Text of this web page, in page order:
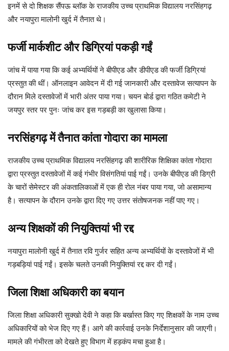
इनमें से दो शिक्षक सैंपऊ ब्लॉक के राजकीय उच्च प्राथमिक विद्यालय नरसिंहगढ़
और नयापुरा मालोनी खुर्द में तैनात थे।
फर्जी मार्कशीट और डिग्रियां पकड़ी गईं
जांच में पाया गया कि कई अभ्यर्थियों ने बीपीएड और डीपीएड की फर्जी डिग्रियां
प्रस्तुत की थीं। ऑनलाइन आवेदन में दी गई जानकारी और दस्तावेज सत्यापन के
दौरान मिले दस्तावेजों में भारी अंतर पाया गया। चयन बोर्ड द्वारा गठित कमेटी ने
जयपुर स्तर पर पुनः जांच कर इस गड़बड़ी का खुलासा किया।
नरसिंहगढ़ में तैनात कांता गोदारा का मामला
राजकीय उच्च प्राथमिक विद्यालय नरसिंहगढ़ की शारीरिक शिक्षिका कांता गोदारा
द्वारा प्रस्तुत दस्तावेजों में कई गंभीर विसंगतियां पाई गईं। उनके बीपीएड की डिग्री
के चारों सेमेस्टर की अंकतालिकाओं में एक ही रोल नंबर पाया गया, जो असामान्य
है। सत्यापन के दौरान उनके द्वारा दिए गए उत्तर संतोषजनक नहीं पाए गए।
अन्य शिक्षकों की नियुक्तियां भी रद्द
नयापुरा मालोनी खुर्द में तैनात रवि गुर्जर सहित अन्य अभ्यर्थियों के दस्तावेजों में भी
गड़बड़ियां पाई गईं। इसके चलते उनकी नियुक्तियां रद्द कर दी गईं।
जिला शिक्षा अधिकारी का बयान
जिला शिक्षा अधिकारी सुक्खो देवी ने कहा कि बर्खास्त किए गए शिक्षकों के नाम उच्च
अधिकारियों को भेज दिए गए हैं। आगे की कार्रवाई उनके निर्देशानुसार की जाएगी।
मामले की गंभीरता को देखते हुए विभाग में हड़कंप मचा हुआ है।